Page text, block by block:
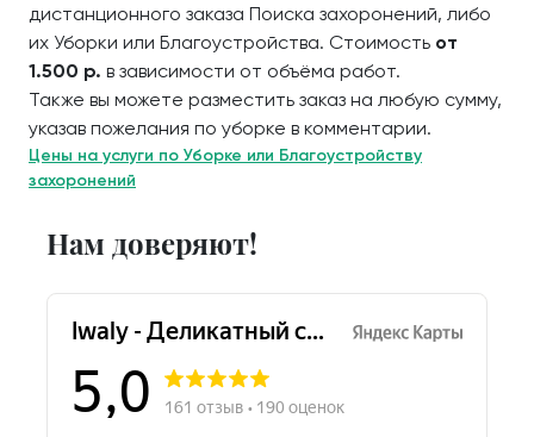
дистанционного заказа Поиска захоронений, либо
их Уборки или Благоустройства. Стоимость от
1.500 р. в зависимости от объёма работ.
Также вы можете разместить заказ на любую сумму,
указав пожелания по уборке в комментарии.
Цены на услуги по Уборке или Благоустройству
захоронений
Нам доверяют!